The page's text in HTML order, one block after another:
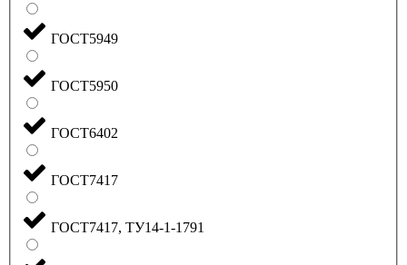
ГОСТ5949
ГОСТ5950
ГОСТ6402
ГОСТ7417
ГОСТ7417, ТУ14-1-1791